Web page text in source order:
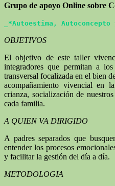
Grupo de apoyo Online sobre
_*Autoestima,
OBJETIVOS
El objetivo de este taller
integradores que permitan a
transversal focalizada en el bien
acompañamiento vivencial en
crianza, socialización de
cada familia.
A QUIEN VA DIRIGIDO
A padres separados que
entender los procesos
y facilitar la gestión del día a día.
METODOLOGIA